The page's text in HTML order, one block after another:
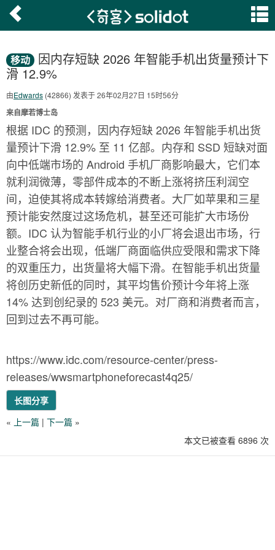
移动
因内存短缺 2026 年智能手机出货量预计下
滑 12.9%
由Edwards (42866) 发表于 26年02月27日 15时56分
来自摩若博士岛
根据 IDC 的预测，因内存短缺 2026 年智能手机出货
量预计下滑 12.9% 至 11 亿部。内存和 SSD 短缺对面
向中低端市场的 Android 手机厂商影响最大，它们本
就利润微薄，零部件成本的不断上涨将挤压利润空
间，迫使其将成本转嫁给消费者。大厂如苹果和三星
预计能安然度过这场危机，甚至还可能扩大市场份
额。IDC 认为智能手机行业的小厂将会退出市场，行
业整合将会出现，低端厂商面临供应受限和需求下降
的双重压力，出货量将大幅下滑。在智能手机出货量
将创历史新低的同时，其平均售价预计今年将上涨
14% 达到创纪录的 523 美元。对厂商和消费者而言，
回到过去不再可能。
https://www.idc.com/resource-center/press-
releases/wwsmartphoneforecast4q25/
长图分享
« 上一篇 | 下一篇 »
本文已被查看 6896 次